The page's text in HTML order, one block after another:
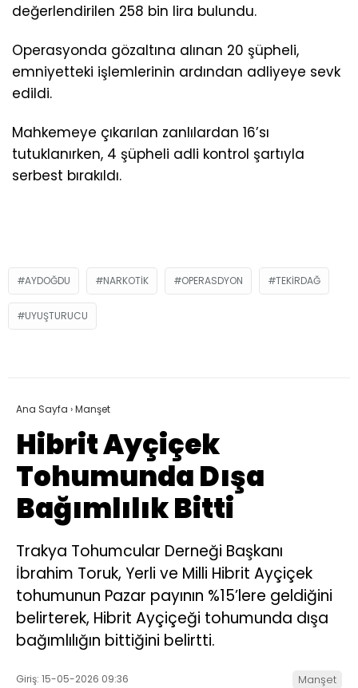
değerlendirilen 258 bin lira bulundu.
Operasyonda gözaltına alınan 20 şüpheli,
emniyetteki işlemlerinin ardından adliyeye sevk
edildi.
Mahkemeye çıkarılan zanlılardan 16’sı
tutuklanırken, 4 şüpheli adli kontrol şartıyla
serbest bırakıldı.
AYDOĞDU NARKOTIK OPERASDYON TEKIRDAĞ
UYUŞTURUCU
Ana Sayfa ›Manşet
Hibrit Ayçiçek
Tohumunda Dışa
Bağımlılık Bitti
Trakya Tohumcular Derneği Başkanı
İbrahim Toruk, Yerli ve Milli Hibrit Ayçiçek
tohumunun Pazar payının %15’lere geldiğini
belirterek, Hibrit Ayçiçeği tohumunda dışa
bağımlılığın bittiğini belirtti.
Giriş: 15-05-2026 09:36 Manşet